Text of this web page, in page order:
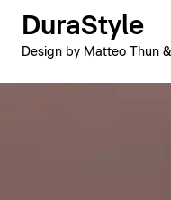
DuraStyle
Design by Matteo Thun